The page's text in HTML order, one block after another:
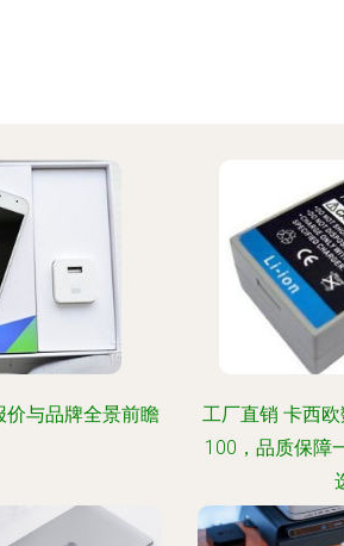
价与品牌全景前瞻
工厂直销 卡西
100，品质保障